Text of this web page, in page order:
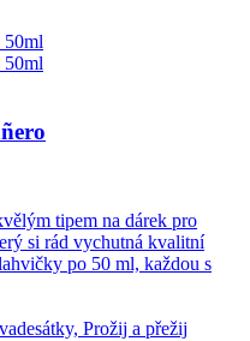
tipem na dárek pro
si rád vychutná kvalitní
po 50 ml, každou s